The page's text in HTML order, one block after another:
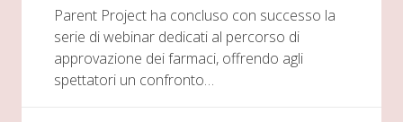
Parent Project ha concluso con successo la
serie di webinar dedicati al percorso di
approvazione dei farmaci, offrendo agli
spettatori un confronto…